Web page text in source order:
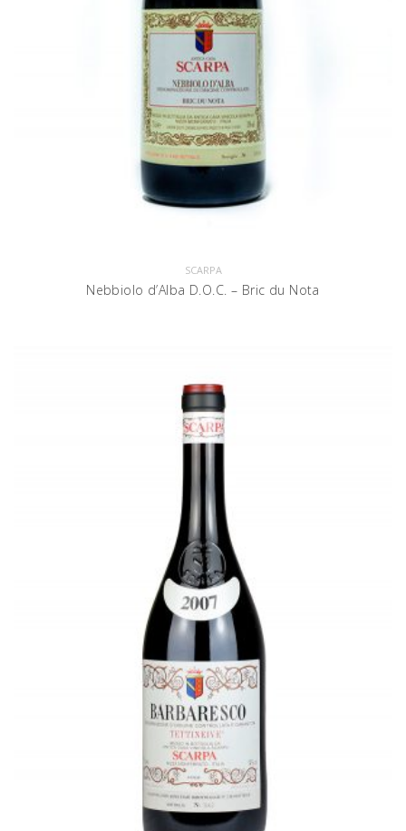
SCARPA
Nebbiolo d’Alba D.O.C. – Bric du Nota